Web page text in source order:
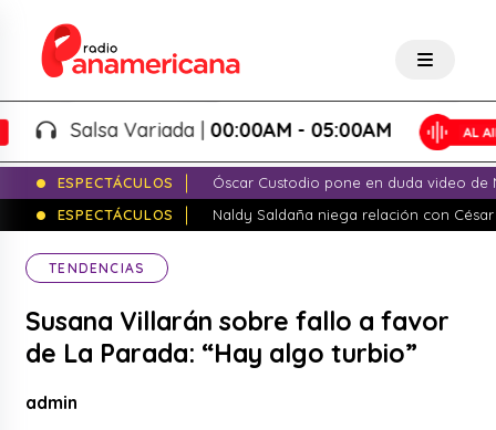
Salsa Variada |00:00AM - 05:00AM
ESPECTÁCULOS
Óscar Custodio pone en duda video de
ESPECTÁCULOS
Naldy Saldaña niega relación con
TENDENCIAS
Susana Villarán sobre fallo a favor
de La Parada: “Hay algo turbio”
admin